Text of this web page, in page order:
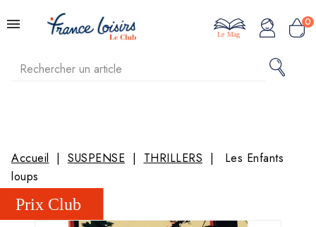
0
Le Mag
Accueil SUSPENSE THRILLERS
Les Enfants
loups